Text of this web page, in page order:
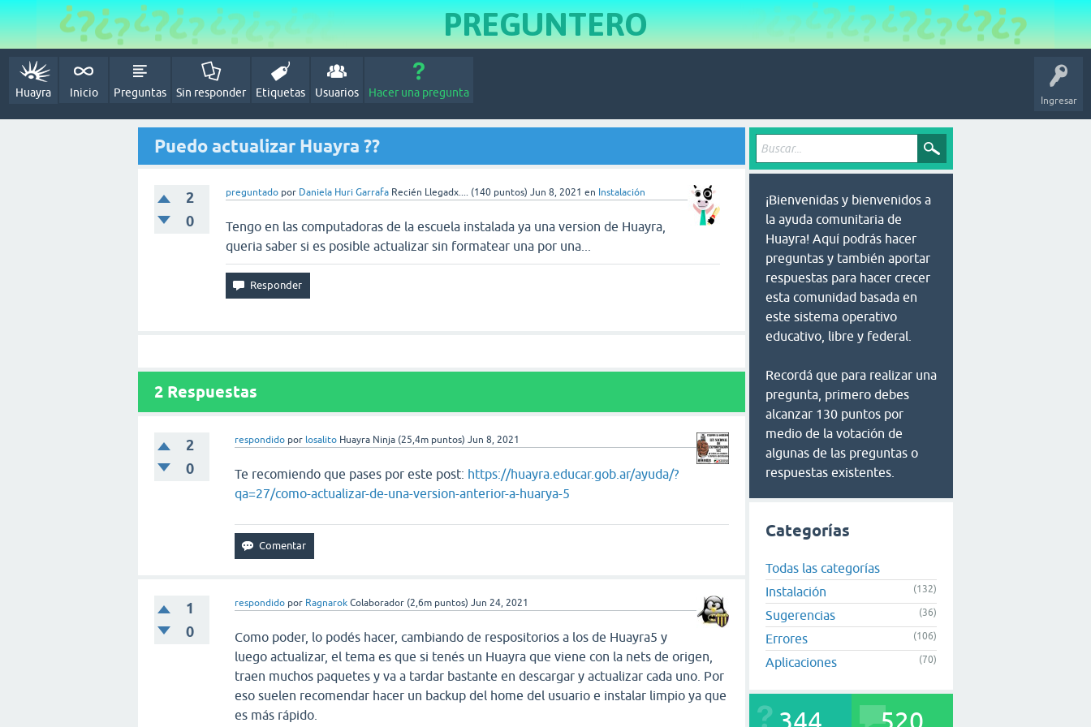
PREGUNTERO
Ingresar
Huayra Inicio Preguntas Sin responder Etiquetas Usuarios Hacer una pregunta
Puedo actualizar Huayra ??
2
0
preguntado por Daniela Huri Garrafa Recién Llegadx.... (140 puntos) Jun 8, 2021 en Instalación
Tengo en las computadoras de la escuela instalada ya una version de Huayra,
queria saber si es posible actualizar sin formatear una por una...
2 Respuestas
2
0
respondido por losalito Huayra Ninja (25,4m puntos) Jun 8, 2021
Te recomiendo que pases por este post: https://huayra.educar.gob.ar/ayuda/?
qa=27/como-actualizar-de-una-version-anterior-a-huarya-5
1
0
respondido por Ragnarok Colaborador (2,6m puntos) Jun 24, 2021
Como poder, lo podés hacer, cambiando de respositorios a los de Huayra5 y
luego actualizar, el tema es que si tenés un Huayra que viene con la nets de origen,
traen muchos paquetes y va a tardar bastante en descargar y actualizar cada uno. Por
eso suelen recomendar hacer un backup del home del usuario e instalar limpio ya que
es más rápido.
¡Bienvenidas y bienvenidos a
la ayuda comunitaria de
Huayra! Aquí podrás hacer
preguntas y también aportar
respuestas para hacer crecer
esta comunidad basada en
este sistema operativo
educativo, libre y federal.
Recordá que para realizar una
pregunta, primero debes
alcanzar 130 puntos por
medio de la votación de
algunas de las preguntas o
respuestas existentes.
Categorías
Todas las categorías
Instalación
(132)
Sugerencias (36)
Errores (106)
Aplicaciones (70)
344 520